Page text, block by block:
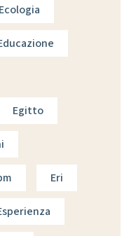
Ecologia
Egitto
Eri